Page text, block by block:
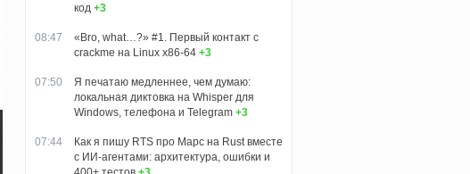
код +3
08:47
«Bro, what…?» #1. Первый контакт с
crackme на Linux x86-64 +3
07:50
Я печатаю медленнее, чем думаю:
локальная диктовка на Whisper для
Windows, телефона и Telegram +3
07:44
Как я пишу RTS про Марс на Rust вместе
с ИИ-агентами: архитектура, ошибки и